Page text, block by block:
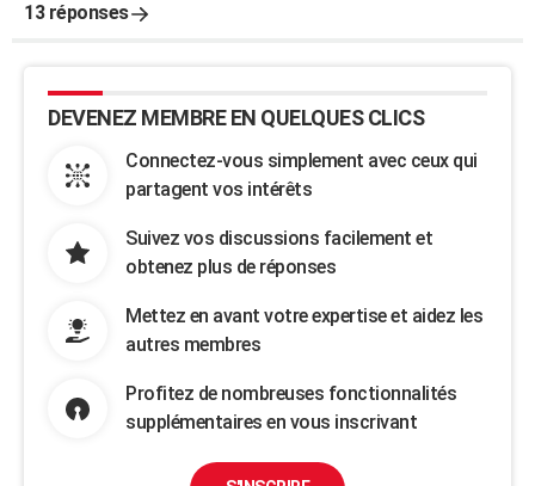
13 réponses
DEVENEZ MEMBRE EN QUELQUES CLICS
Connectez-vous simplement avec ceux qui
partagent vos intérêts
Suivez vos discussions facilement et
obtenez plus de réponses
Mettez en avant votre expertise et aidez les
autres membres
Profitez de nombreuses fonctionnalités
supplémentaires en vous inscrivant